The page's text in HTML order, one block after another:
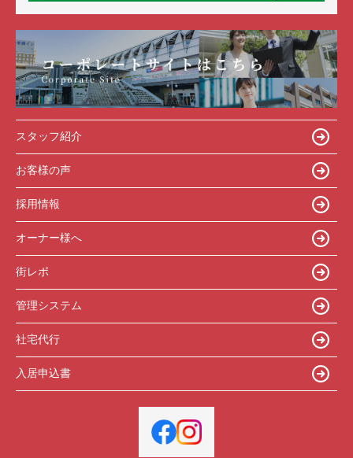
スタッフ紹介
お客様の声
採用情報
オーナー様へ
街レポ
管理システム
社宅代行
入居申込書